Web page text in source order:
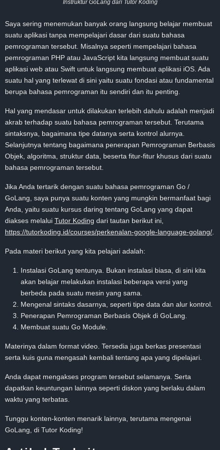
Instruktur GoLang dari Tutor Koding
Saya sering menemukan banyak orang langsung belajar membuat
suatu aplikasi tanpa mempelajari dasar dari suatu bahasa
pemrograman tersebut. Misalnya seperti mempelajari bahasa
pemrograman PHP atau JavaScript kita langsung membuat suatu
aplikasi web atau Swift untuk langsung membuat aplikasi iOS. Ada
suatu hal yang terlewat di sini yaitu suatu fondasi atau fundamental
berupa bahasa pemrograman itu sendiri dan itu penting.
Hal yang mendasar untuk dilakukan terlebih dahulu adalah menjadi
akrab terhadap suatu bahasa pemrograman tersebut. Terutama
sintaksnya, bagaimana tipe datanya serta kontrol alurnya.
Selanjutnya tentang bagaimana penerapan Pemrograman Berbasis
Objek, algoritma, struktur data, beserta fitur-fitur khusus dari suatu
bahasa pemrograman tersebut.
Jika Anda tertarik dengan suatu bahasa pemrograman Go /
GoLang, saya punya suatu konten yang mungkin bermanfaat bagi
Anda, yaitu suatu kursus daring tentang GoLang yang dapat
diakses melalui Tutor Koding dari tautan berikut ini,
https://tutorkoding.id/courses/perkenalan-google-language-golang/.
Pada materi berikut yang kita pelajari adalah:
Instalasi GoLang tentunya. Bukan instalasi biasa, di sini kita
akan belajar melakukan instalasi beberapa versi yang
berbeda pada suatu mesin yang sama.
Mengenal sintaks dasarnya, seperti tipe data dan alur kontrol.
Penerapan Pemrograman Berbasis Objek di GoLang.
Membuat suatu Go Module.
Materinya dalam format video. Tersedia juga berkas presentasi
serta kuis guna mengasah kembali tentang apa yang dipelajari.
Anda dapat mengakses program tersebut selamanya. Serta
dapatkan keuntungan lainnya seperti diskon yang berlaku dalam
waktu yang terbatas.
Tunggu konten-konten menarik lainnya, terutama mengenai
GoLang, di Tutor Koding!